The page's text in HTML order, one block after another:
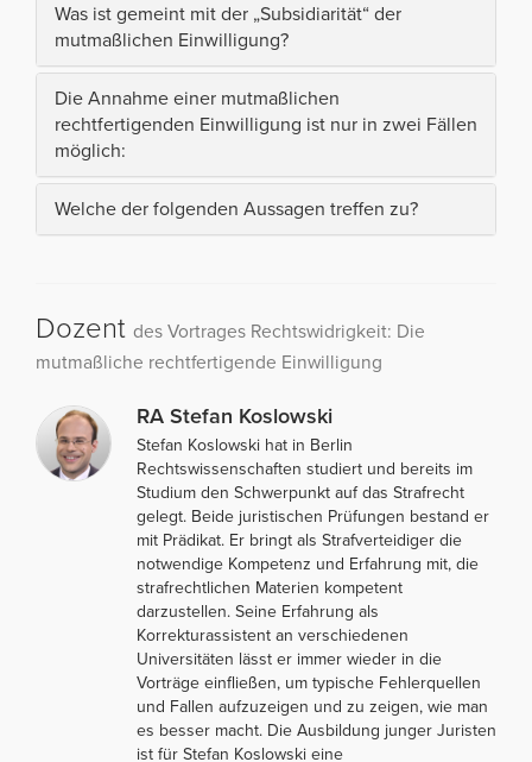
Was ist gemeint mit der „Subsidiarität“ der
mutmaßlichen Einwilligung?
Die Annahme einer mutmaßlichen
rechtfertigenden Einwilligung ist nur in zwei Fällen
möglich:
Welche der folgenden Aussagen treffen zu?
Dozent des Vortrages Rechtswidrigkeit: Die
mutmaßliche rechtfertigende Einwilligung
RA Stefan Koslowski
Stefan Koslowski hat in Berlin
Rechtswissenschaften studiert und bereits im
Studium den Schwerpunkt auf das Strafrecht
gelegt. Beide juristischen Prüfungen bestand er
mit Prädikat. Er bringt als Strafverteidiger die
notwendige Kompetenz und Erfahrung mit, die
strafrechtlichen Materien kompetent
darzustellen. Seine Erfahrung als
Korrekturassistent an verschiedenen
Universitäten lässt er immer wieder in die
Vorträge einfließen, um typische Fehlerquellen
und Fallen aufzuzeigen und zu zeigen, wie man
es besser macht. Die Ausbildung junger Juristen
ist für Stefan Koslowski eine